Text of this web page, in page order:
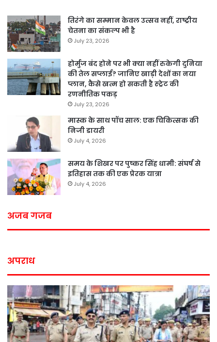
तिरंगे का सम्मान केवल उत्सव नहीं, राष्ट्रीय
चेतना का संकल्प भी है
July 23, 2026
होर्मुज बंद होने पर भी क्या नहीं रुकेगी दुनिया
की तेल सप्लाई? जानिए खाड़ी देशों का नया
प्लान, कैसे खत्म हो सकती है स्ट्रेट की
रणनीतिक पकड़
July 23, 2026
मास्क के साथ पॉच साल: एक चिकित्सक की
निजी डायरी
July 4, 2026
समय के शिखर पर पुष्कर सिंह धामी: संघर्ष से
इतिहास तक की एक प्रेरक यात्रा
July 4, 2026
अजब गजब
अपराध